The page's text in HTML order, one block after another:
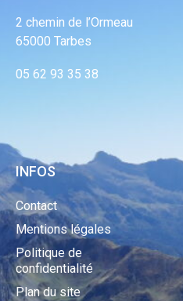
2 chemin de l’Ormeau
65000 Tarbes
05 62 93 35 38
INFOS
Contact
Mentions légales
Politique de
confidentialité
Plan du site